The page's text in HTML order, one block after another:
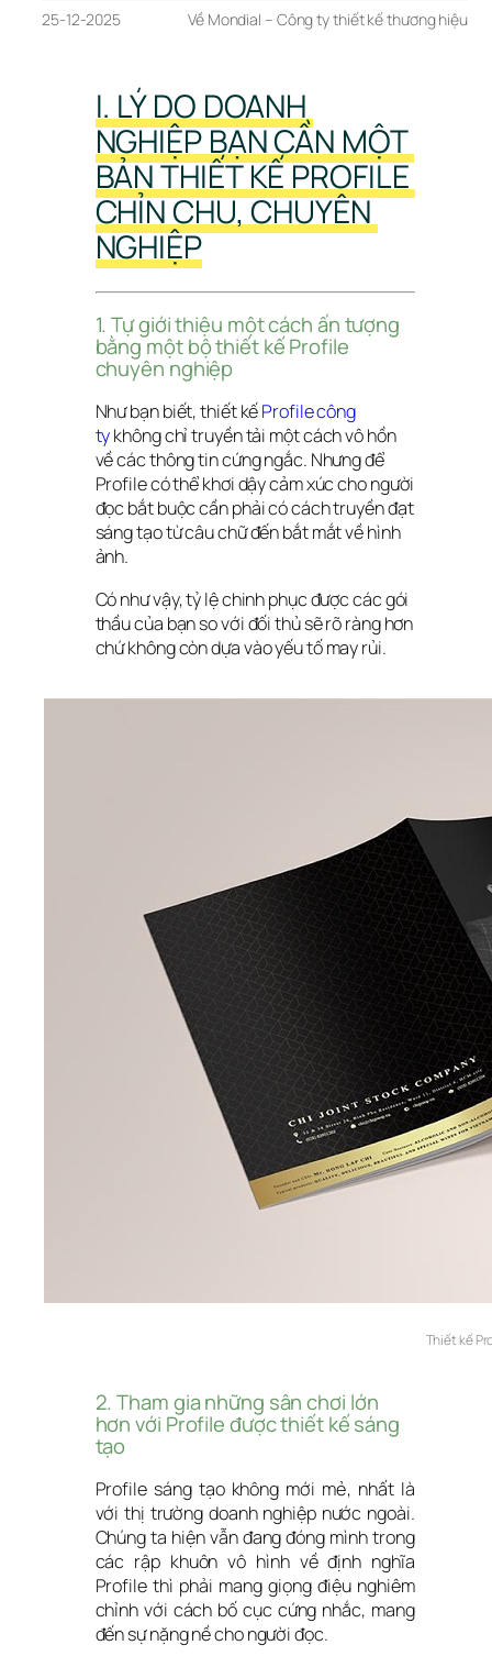
25-12-2025 Về Mondial – Công ty thiết kế thương hiệu
I. LÝ DO DOANH
NGHIỆP BẠN CẦN MỘT
BẢN THIẾT KẾ PROFILE
CHỈN CHU, CHUYÊN
NGHIỆP
1. Tự giới thiệu một cách ấn tượng
bằng một bộ thiết kế Profile
chuyên nghiệp
Như bạn biết, thiết kế Profile công
ty không chỉ truyền tải một cách vô hồn
về các thông tin cứng ngắc. Nhưng để
Profile có thể khơi dậy cảm xúc cho người
đọc bắt buộc cần phải có cách truyền đạt
sáng tạo từ câu chữ đến bắt mắt về hình
ảnh.
Có như vậy, tỷ lệ chinh phục được các gói
thầu của bạn so với đối thủ sẽ rõ ràng hơn
chứ không còn dựa vào yếu tố may rủi.
Thiết kế
2. Tham gia những sân chơi lớn
hơn với Profile được thiết kế sáng
tạo
Profile sáng tạo không mới mẻ, nhất là
với thị trường doanh nghiệp nước ngoài.
Chúng ta hiện vẫn đang đóng mình trong
các rập khuôn vô hình về định nghĩa
Profile thì phải mang giọng điệu nghiêm
chỉnh với cách bố cục cứng nhắc, mang
đến sự nặng nề cho người đọc.